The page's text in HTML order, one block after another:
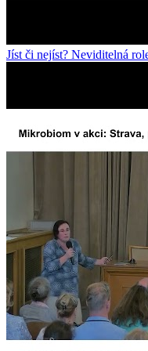
Jíst či nejíst? Neviditelná